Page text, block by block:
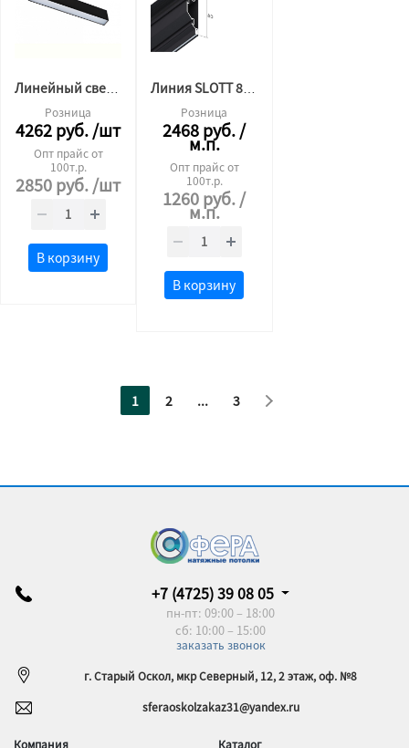
Розница
4262руб./шт
Опт прайс от
100т.р.
2850руб./шт
В корзину
Розница
2468руб./
м.п.
Опт прайс от
100т.р.
1260руб./
м.п.
В корзину
1 2 ... 3
+7 (4725) 39 08 05
пн-пт: 09:00 – 18:00
сб: 10:00 – 15:00
заказать звонок
г. Старый Оскол, мкр Северный, 12, 2 этаж, оф. №8
sferaoskolzakaz31@yandex.ru
Компания Каталог